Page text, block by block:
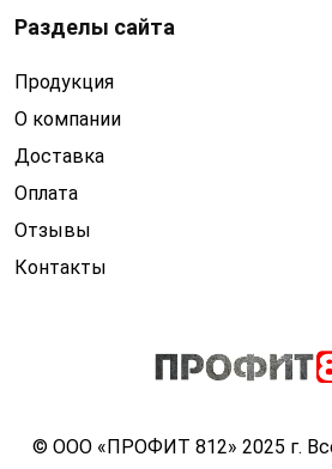
Разделы сайта
Продукция
О компании
Доставка
Оплата
Отзывы
Контакты
© ООО «ПРОФИТ 812» 2025 г.